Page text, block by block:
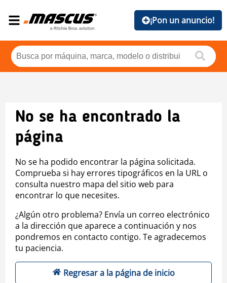
¡Pon un anuncio!
No se ha encontrado la
página
No se ha podido encontrar la página solicitada.
Comprueba si hay errores tipográficos en la URL o
consulta nuestro mapa del sitio web para
encontrar lo que necesites.
¿Algún otro problema? Envía un correo electrónico
a la dirección que aparece a continuación y nos
pondremos en contacto contigo. Te agradecemos
tu paciencia.
Regresar a la página de inicio